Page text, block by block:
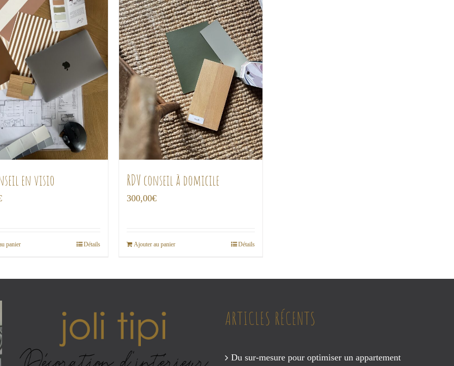
en visio
panier Détails
RDV conseil à domicile
300,00€
Ajouter au panier Détails
ARTICLES RÉCENTS
Du sur-mesure pour optimiser un appartement